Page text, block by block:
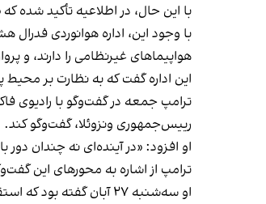
با این حال، در اطلاعیه تأکید شده
با وجود این، اداره هوانوردی
هواپیماهای غیرنظامی را دارند، و
این اداره گفت که به نظارت بر
ترامپ جمعه در گفت‌وگو با رادیوی
رییس‌جمهوری ونزوئلا، گفت‌وگو کند.
او افزود: «در آینده‌ای نه چندان
ترامپ از اشاره به محورهای این
او سه‌شنبه ۲۷ آبان گفته بود که